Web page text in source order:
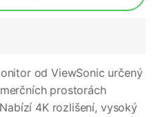
od ViewSonic určený
prostorách
4K rozlišení, vysoký